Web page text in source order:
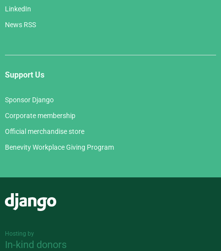
LinkedIn
News RSS
Support Us
Sponsor Django
Corporate membership
Official merchandise store
Benevity Workplace Giving Program
Hosting by
In-kind donors